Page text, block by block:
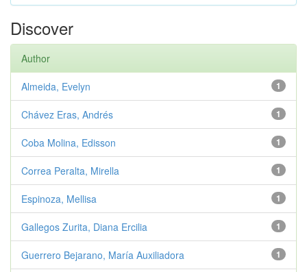
Discover
Author
1
Almeida, Evelyn
1
Chávez Eras, Andrés
1
Coba Molina, Edisson
1
Correa Peralta, Mirella
1
Espinoza, Mellisa
1
Gallegos Zurita, Diana Ercilia
1
Guerrero Bejarano, María Auxiliadora